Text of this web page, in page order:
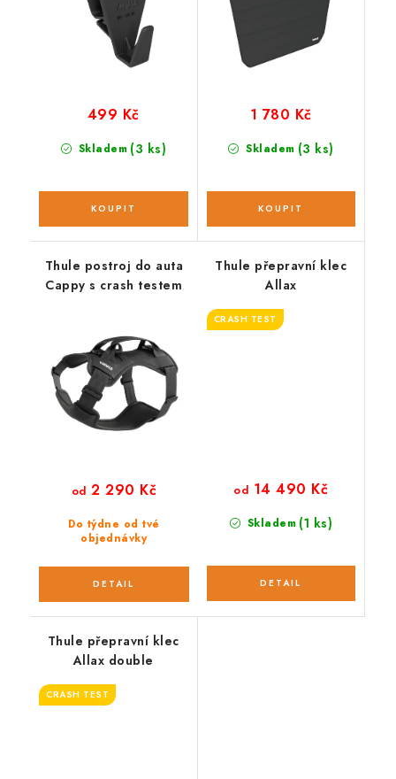
Skladem (3 ks)
499 Kč
Skladem (3 ks)
1 780 Kč
Thule postroj do auta
Cappy s crash testem
Do týdne od tvé
objednávky
od 2 290 Kč
Thule přepravní klec
Allax
CRASH TEST
Skladem (1 ks)
od 14 490 Kč
Thule přepravní klec
Allax double
CRASH TEST